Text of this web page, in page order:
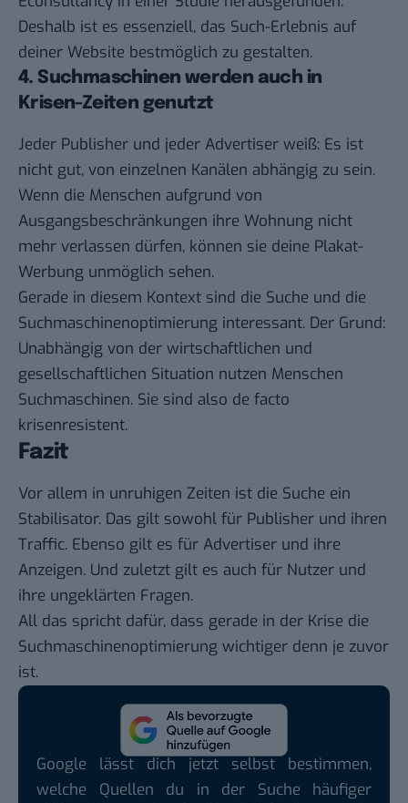
Deshalb ist es essenziell, das Such-Erlebnis auf
deiner Website bestmöglich zu gestalten.
4. Suchmaschinen werden auch in
Krisen-Zeiten genutzt
Jeder Publisher und jeder Advertiser weiß: Es ist
nicht gut, von einzelnen Kanälen abhängig zu sein.
Wenn die Menschen aufgrund von
Ausgangsbeschränkungen ihre Wohnung nicht
mehr verlassen dürfen, können sie deine Plakat-
Werbung unmöglich sehen.
Gerade in diesem Kontext sind die Suche und die
Suchmaschinenoptimierung interessant. Der Grund:
Unabhängig von der wirtschaftlichen und
gesellschaftlichen Situation nutzen Menschen
Suchmaschinen. Sie sind also de facto
krisenresistent.
Fazit
Vor allem in unruhigen Zeiten ist die Suche ein
Stabilisator. Das gilt sowohl für Publisher und ihren
Traffic. Ebenso gilt es für Advertiser und ihre
Anzeigen. Und zuletzt gilt es auch für Nutzer und
ihre ungeklärten Fragen.
All das spricht dafür, dass gerade in der Krise die
Suchmaschinenoptimierung wichtiger denn je zuvor
ist.
Google lässt dich jetzt selbst bestimmen,
welche Quellen du in der Suche häufiger